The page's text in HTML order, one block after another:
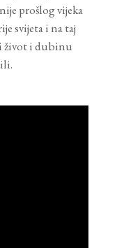
prošlog vijeka
svijeta i na taj
život i dubinu